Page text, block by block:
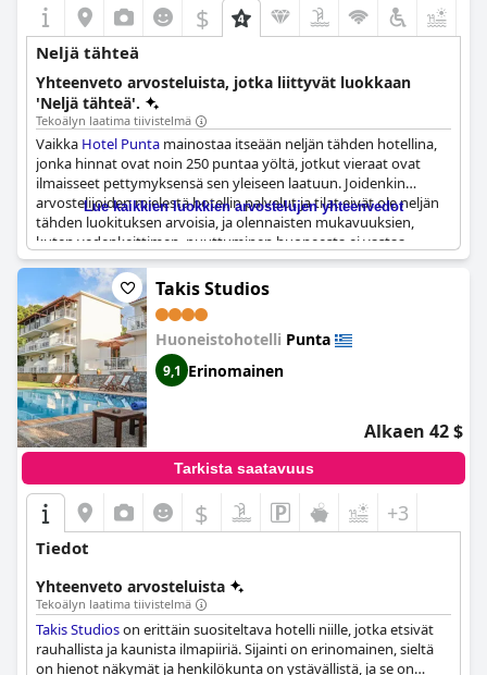
$
Neljä tähteä
Yhteenveto arvosteluista, jotka liittyvät luokkaan
'Neljä tähteä'.
Tekoälyn laatima tiivistelmä
Vaikka Hotel Punta mainostaa itseään neljän tähden hotellina,
jonka hinnat ovat noin 250 puntaa yöltä, jotkut vieraat ovat
ilmaisseet pettymyksensä sen yleiseen laatuun. Joidenkin
arvostelijoiden mielestä hotellin palvelut ja tilat eivät ole neljän
tähden luokituksen arvoisia, ja olennaisten mukavuuksien,
kuten vedenkeittimen, puuttuminen huoneesta ei vastaa
julistettua luokitusta. Vierailijoilta löytyy kuitenkin edelleen
positiivisia kommentteja hotellin henkilökunnasta ja yleisestä
tunnelmasta. Kaiken kaikkiaan, vaikka hotelli ei ehkä vastaa
joidenkin vieraiden odotuksia,
kokemuksen niille, joita neljän tähden mukavuuksien puutteet
eivät häiritse.
Lue kaikkien luokkien arvostelujen yhteenvedot
Takis Studios
Huoneistohotelli Punta
9,1 Erinomainen
Alkaen 42 $
Tarkista saatavuus
$ +3
Tiedot
Yhteenveto arvosteluista
Tekoälyn laatima tiivistelmä
Takis Studioson erittäin suositeltava hotelli niille, jotka etsivät
rauhallista ja kaunista ilmapiiriä. Sijainti on erinomainen, sieltä
on hienot näkymät ja henkilökunta on ystävällistä, ja se on